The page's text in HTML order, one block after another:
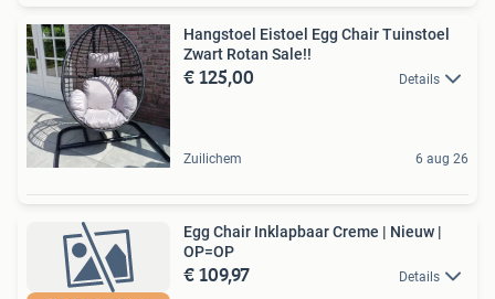
Hangstoel Eistoel Egg Chair Tuinstoel
Zwart Rotan Sale!!
€ 125,00 Details
Zuilichem 6 aug 26
Egg Chair Inklapbaar Creme | Nieuw |
OP=OP
€ 109,97 Details